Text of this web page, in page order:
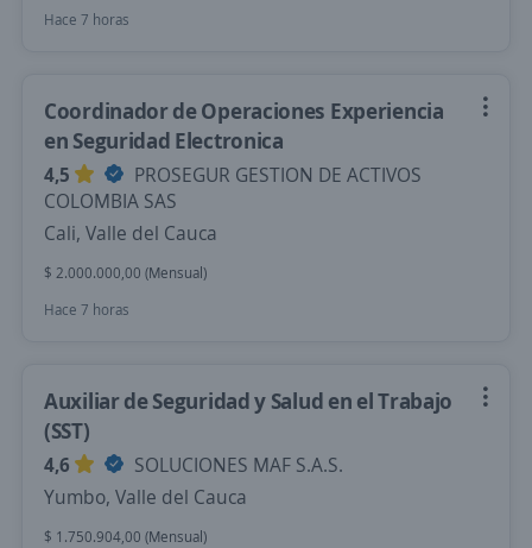
Hace 7 horas
Coordinador de Operaciones Experiencia
en Seguridad Electronica
4,5
PROSEGUR GESTION DE ACTIVOS
COLOMBIA SAS
Cali, Valle del Cauca
$ 2.000.000,00 (Mensual)
Hace 7 horas
Auxiliar de Seguridad y Salud en el Trabajo
(SST)
4,6
SOLUCIONES MAF S.A.S.
Yumbo, Valle del Cauca
$ 1.750.904,00 (Mensual)